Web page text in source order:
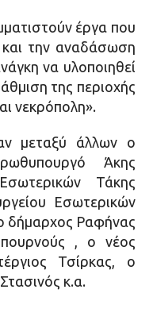
έργα που
την αναδάσωση
να υλοποιηθεί
της περιοχής
νεκρόπολη».
μεταξύ άλλων ο
Άκης
Τάκης
Εσωτερικών
δήμαρχος Ραφήνας
, ο νέος
Τσίρκας, ο
κ.α.